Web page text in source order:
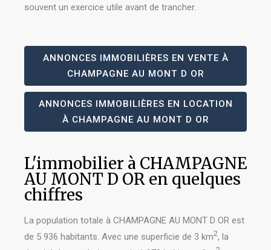
souvent un exercice utile avant de trancher.
ANNONCES IMMOBILIÈRES EN VENTE À
CHAMPAGNE AU MONT D OR
ANNONCES IMMOBILIÈRES EN LOCATION
À CHAMPAGNE AU MONT D OR
L'immobilier à CHAMPAGNE
AU MONT D OR en quelques
chiffres
La population totale à CHAMPAGNE AU MONT D OR est
de 5 936 habitants. Avec une superficie de 3 km2, la